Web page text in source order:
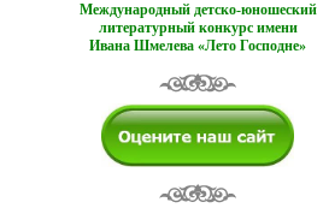
Международный детско-юношеский
литературный конкурс имени
Ивана Шмелева «Лето Господне»